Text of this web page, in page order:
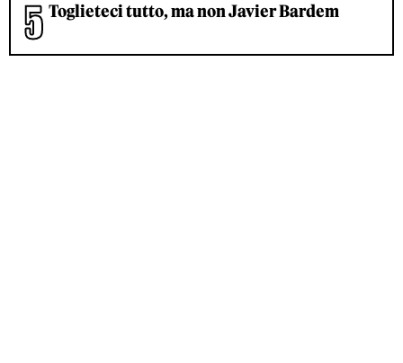
Toglieteci tutto, ma non Javier Bardem